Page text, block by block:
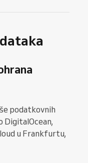
podatkovnih
DigitalOcean,
u Frankfurtu,